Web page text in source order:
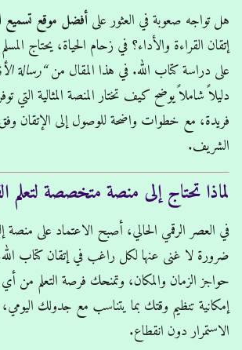
هل تواجه صعوبة في العثور علىأفضل موقع تسميع
إتقان القراءة والأداء؟ في زحام الحياة، يحتاج
على دراسة كتاب الله. في هذا المقال من“رسالة
دليلاً شاملاً يوضح كيف تختار المنصة المثالية التي
فريدة، مع خطوات واضحة للوصول إلى الإتقان
الشريف.
لماذا تحتاج إلى منصة متخصصة لتعلم
في العصر الرقمي الحالي، أصبح الاعتماد على
ضرورة لا غنى عنها لكل راغب في إتقان كتاب
حواجز الزمان والمكان، وتمنحك فرصة التعلم من
إمكانية تنظيم وقتك بما يتناسب مع جدولك
الاستمرار دون انقطاع.